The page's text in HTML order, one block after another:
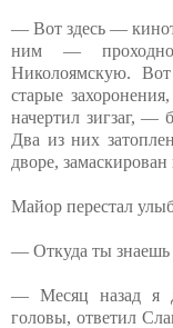
— Вот здесь —
ним —
Николоямскую.
старые
начертил зигзаг, —
Два из них
дворе,
Майор перестал
— Откуда ты знаешь
— Месяц назад я
головы, ответил